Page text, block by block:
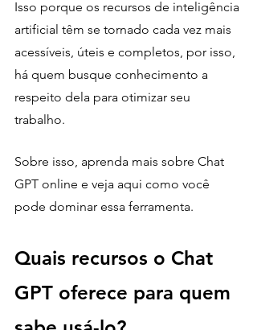
Isso porque os recursos de inteligência
artificial têm se tornado cada vez mais
acessíveis, úteis e completos, por isso,
há quem busque conhecimento a
respeito dela para otimizar seu
trabalho.
Sobre isso, aprenda mais sobre Chat
GPT online e veja aqui como você
pode dominar essa ferramenta.
Quais recursos o Chat
GPT oferece para quem